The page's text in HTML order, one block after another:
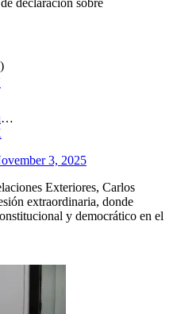
…
3, 2025
Exteriores, Carlos
extraordinaria, donde
y democrático en el